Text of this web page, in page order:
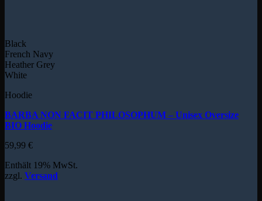
Black
French Navy
Heather Grey
White
Hoodie
BARBA NON FACIT PHILOSOPHUM – Unisex Oversize
BIO Hoodie
59,99 €
Enthält 19% MwSt.
zzgl. Versand